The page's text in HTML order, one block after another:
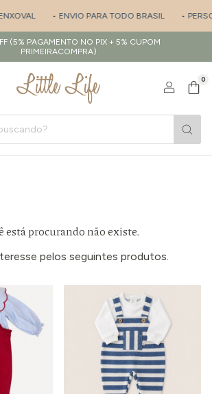
• ENVIO PARA TODO BRASIL •
(5% PAGAMENTO NO PIX + 5% CUPOM
PRIMEIRACOMPRA)
0
está procurando não existe.
pelos seguintes produtos.